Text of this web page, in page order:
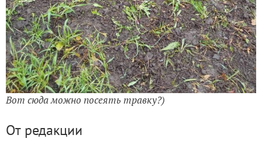
Вот сюда можно посеять травку?)
От редакции